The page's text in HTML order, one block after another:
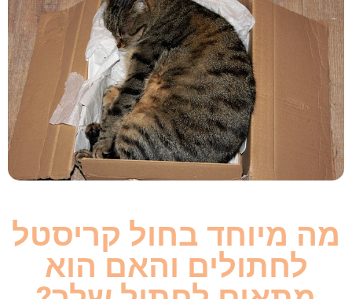
בחול קריסטל
והאם הוא